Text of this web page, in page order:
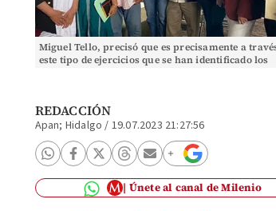
Miguel Tello, precisó que es precisamente a
este tipo de ejercicios que se han identificado los
REDACCIÓN
Apan; Hidalgo / 19.07.2023 21:27:56
Únete al canal de Milenio